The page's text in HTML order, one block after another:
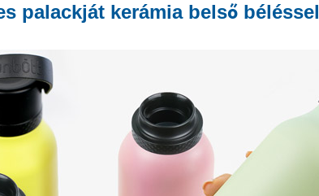
palackját kerámia belső béléssel